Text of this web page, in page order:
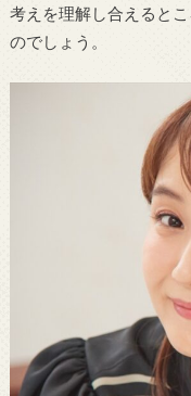
考えを理解し合えると
のでしょう。